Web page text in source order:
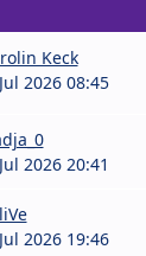
Keck
2026 08:45
2026 20:41
2026 19:46